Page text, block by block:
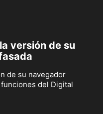
versión de su
de su navegador
del Digital